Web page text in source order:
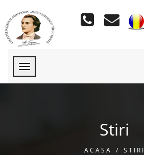
Stiri
ACASA / STIRI